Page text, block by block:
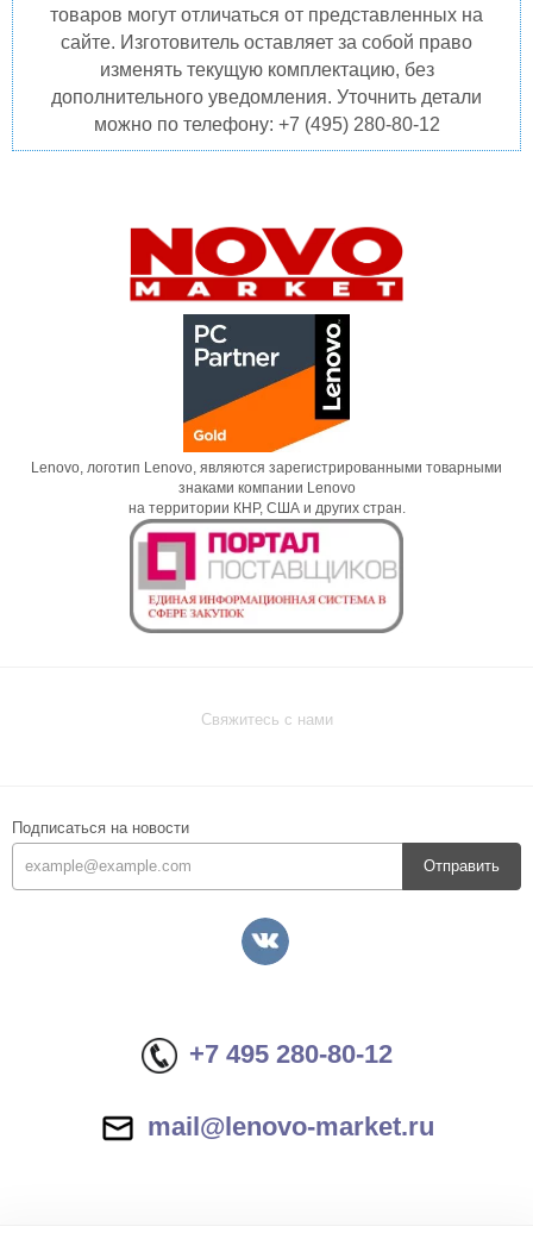
товаров могут отличаться от представленных на
сайте. Изготовитель оставляет за собой право
изменять текущую комплектацию, без
дополнительного уведомления. Уточнить детали
можно по телефону: +7 (495) 280-80-12
Lenovo, логотип Lenovo, являются зарегистрированными товарными
знаками компании Lenovo
на территории КНР, США и других стран.
Свяжитесь с нами
Подписаться на новости
Отправить
+7 495 280-80-12
mail@lenovo-market.ru